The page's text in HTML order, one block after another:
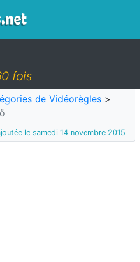
fois
de Vidéorègles >
le samedi 14 novembre 2015